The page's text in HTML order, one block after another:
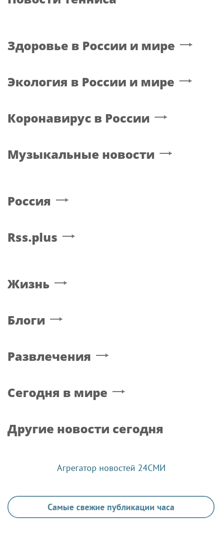
Здоровье в России и мире
Экология в России и мире
Коронавирус в России
Музыкальные новости
Россия
Rss.plus
Жизнь
Блоги
Развлечения
Сегодня в мире
Другие новости сегодня
Агрегатор новостей 24СМИ
Самые свежие публикации часа